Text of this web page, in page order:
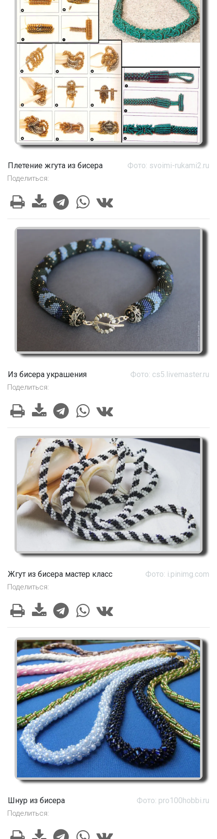
Плетение жгута из бисера Фото: svoimi-rukami2.ru
Поделиться:
Из бисера украшения Фото: cs5.livemaster.ru
Поделиться:
Жгут из бисера мастер класс Фото: i.pinimg.com
Поделиться:
Шнур из бисера Фото: pro100hobbi.ru
Поделиться: